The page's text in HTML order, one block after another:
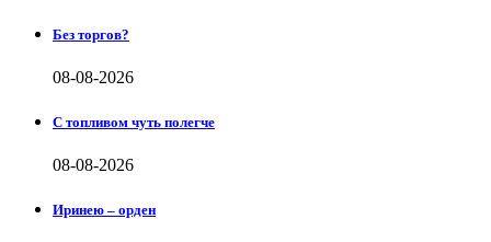
Без торгов?
08-08-2026
С топливом чуть полегче
08-08-2026
Иринею – орден